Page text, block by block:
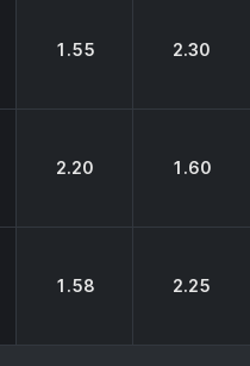
1.55 2.30
2.20 1.60
1.58 2.25